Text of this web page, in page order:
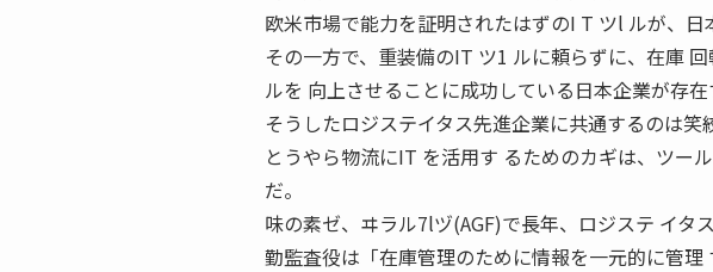
欧米市場で能力を証明されたはずのI T ツl ルが、日
その一方で、重装備のIT ツ1 ルに頼らずに、在庫
ルを 向上させることに成功している日本企業が存在
そうしたロジステイタス先進企業に共通するのは笑
とうやら物流にIT を活用す るためのカギは、ツー
だ。
味の素ゼ、ヰラル7lヅ(AGF)で長年、ロジステ イタ
勤監査役は「在庫管理のために情報を一元的に管理